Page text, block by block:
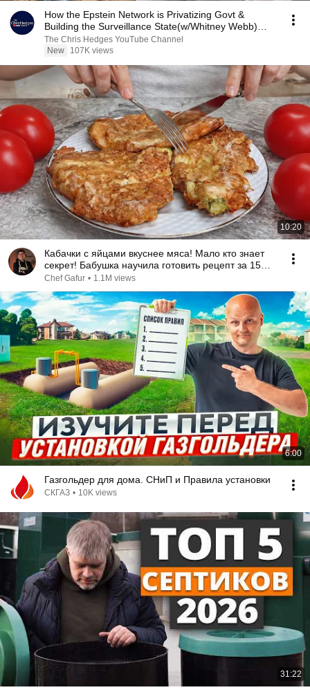
How the Epstein Network is Privatizing Govt &
Building the Surveillance State(w/Whitney Webb)
|TCHR
The Chris Hedges YouTube Channel
New
107K views
10:20
Кабачки с яйцами вкуснее мяса! Мало кто знает
секрет! Бабушка научила готовить рецепт за 15
минут
Chef Gafur • 1.1M views
6:00
Газгольдер для дома. СНиП и Правила установки
СКГАЗ • 10K views
31:22